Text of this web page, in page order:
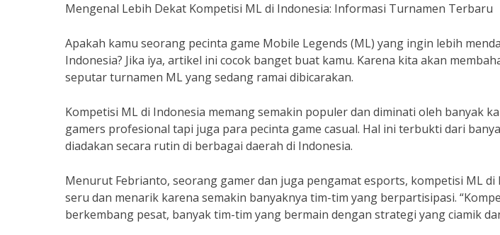
Mengenal Lebih Dekat Kompetisi ML di Indonesia: Informasi Turnamen Terbaru
Apakah kamu seorang pecinta game Mobile Legends (ML) yang ingin lebih
Indonesia? Jika iya, artikel ini cocok banget buat kamu. Karena kita akan
seputar turnamen ML yang sedang ramai dibicarakan.
Kompetisi ML di Indonesia memang semakin populer dan diminati oleh banyak
gamers profesional tapi juga para pecinta game casual. Hal ini terbukti dari
diadakan secara rutin di berbagai daerah di Indonesia.
Menurut Febrianto, seorang gamer dan juga pengamat esports, kompetisi ML di
seru dan menarik karena semakin banyaknya tim-tim yang berpartisipasi.
berkembang pesat, banyak tim-tim yang bermain dengan strategi yang ciamik